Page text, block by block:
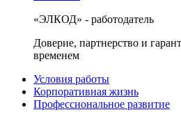
«ЭЛКОД» - работодатель
Доверие, партнерство и
временем
Условия работы
Корпоративная жизнь
Профессиональное развитие